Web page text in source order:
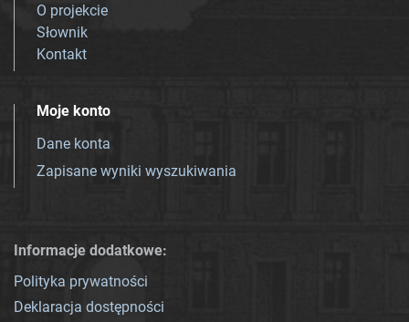
O projekcie
Słownik
Kontakt
Moje konto
Dane konta
Zapisane wyniki wyszukiwania
Informacje dodatkowe:
Polityka prywatności
Deklaracja dostępności